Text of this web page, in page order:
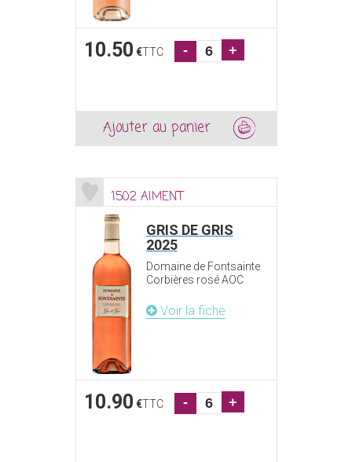
10.50 €TTC - +
Ajouter au panier
1502 AIMENT
GRIS DE GRIS
2025
Domaine de Fontsainte
Corbières rosé AOC
Voir la fiche
10.90 €TTC - +